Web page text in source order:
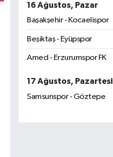
16 Ağustos, Pazar
Başakşehir - Kocaelispor
Beşiktaş - Eyüpspor
Amed - Erzurumspor FK
17 Ağustos, Pazartesi
Samsunspor - Göztepe